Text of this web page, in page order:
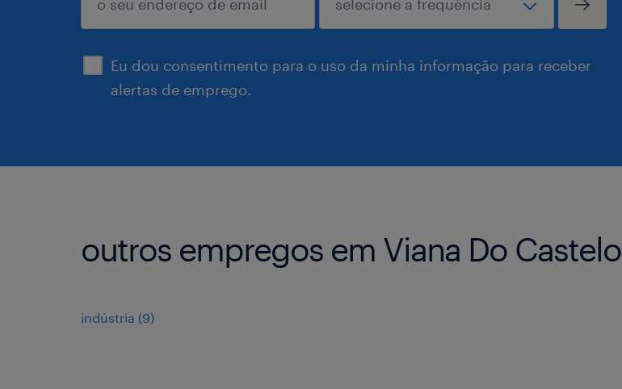
Eu dou consentimento para o uso da minha informação para receber
alertas de emprego.
enviar
outros empregos em Viana Do Castelo
indústria (9)